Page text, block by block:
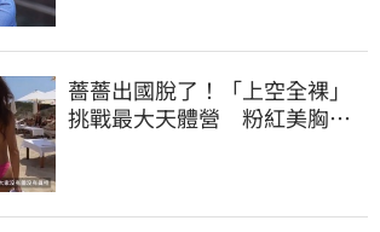
薔薔出國脫了！「上空全裸」
挑戰最大天體營 粉紅美胸被